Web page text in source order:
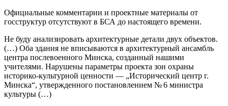
Официальные комментарии и проектные материалы от
госструктур отсутствуют в БСА до настоящего времени.
Не буду анализировать архитектурные детали двух объектов.
(…) Оба здания не вписываются в архитектурный ансамбль
центра послевоенного Минска, созданный нашими
учителями. Нарушены параметры проекта зон охраны
историко-культурной ценности — „Исторический центр г.
Минска“, утвержденного постановлением № 6 министра
культуры (…)